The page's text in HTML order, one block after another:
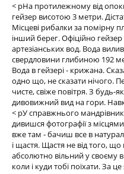
< pНа протилежному від
гейзер висотою 3 метри.
Місцеві рибалки за помірну
інший берег. Офіційно
артезіанських вод. Вода
свердловини глибиною 192
Вода в гейзері - крижана.
одно що, не сказати нічого.
чисте, свіже повітря. З будь-
дивовижний вид на гори.
< pУ справжнього
дивишся фотографії з
вже там - бачиш все в
і щастя. Щастя не від того, що
абсолютно вільний у своєму
коли і куди тобі поїхати. За